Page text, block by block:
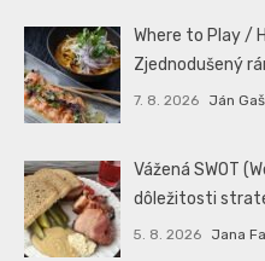
Where to Play /
Zjednodušený
7. 8. 2026 Ján
Vážená SWOT
dôležitosti
5. 8. 2026 Jana